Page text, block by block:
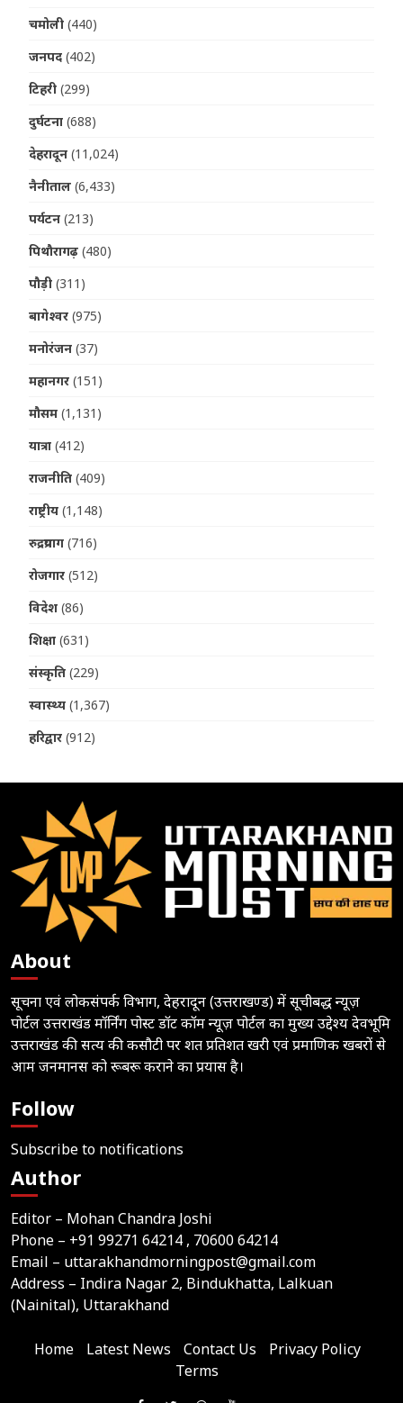
चमोली (440)
जनपद (402)
टिहरी (299)
दुर्घटना (688)
देहरादून (11,024)
नैनीताल (6,433)
पर्यटन (213)
पिथौरागढ़ (480)
पौड़ी (311)
बागेश्वर (975)
मनोरंजन (37)
महानगर (151)
मौसम (1,131)
यात्रा (412)
राजनीति (409)
राष्ट्रीय (1,148)
रुद्रप्रयाग (716)
रोजगार (512)
विदेश (86)
शिक्षा (631)
संस्कृति (229)
स्वास्थ्य (1,367)
हरिद्वार (912)
About
सूचना एवं लोकसंपर्क विभाग, देहरादून (उत्तराखण्ड) में सूचीबद्ध न्यूज़
पोर्टल उत्तराखंड मॉर्निंग पोस्ट डॉट कॉम न्यूज़ पोर्टल का मुख्य उद्देश्य देवभूमि
उत्तराखंड की सत्य की कसौटी पर शत प्रतिशत खरी एवं प्रमाणिक खबरों से
आम जनमानस को रूबरू कराने का प्रयास है।
Follow
Subscribe to notifications
Author
Editor – Mohan Chandra Joshi
Phone – +91 99271 64214 , 70600 64214
Email – uttarakhandmorningpost@gmail.com
Address – Indira Nagar 2, Bindukhatta, Lalkuan
(Nainital), Uttarakhand
Home Latest News Contact Us
Privacy Policy
Terms